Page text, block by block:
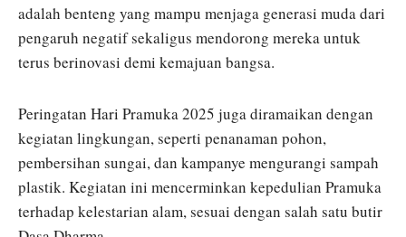
adalah benteng yang mampu menjaga generasi muda dari
pengaruh negatif sekaligus mendorong mereka untuk
terus berinovasi demi kemajuan bangsa.
Peringatan Hari Pramuka 2025 juga diramaikan dengan
kegiatan lingkungan, seperti penanaman pohon,
pembersihan sungai, dan kampanye mengurangi sampah
plastik. Kegiatan ini mencerminkan kepedulian Pramuka
terhadap kelestarian alam, sesuai dengan salah satu butir